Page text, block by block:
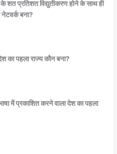
शत प्रतिशत विद्युतीकरण होने के साथ ही
बना?
का पहला राज्य कौन बना?
में प्रकाशित करने वाला देश का पहला